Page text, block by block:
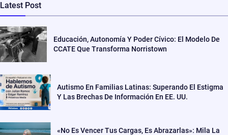
Latest Post
Educación, Autonomía Y Poder Cívico: El Modelo De
CCATE Que Transforma Norristown
Autismo En Familias Latinas: Superando El Estigma
Y Las Brechas De Información En EE. UU.
«No Es Vencer Tus Cargas, Es Abrazarlas»: Mila La